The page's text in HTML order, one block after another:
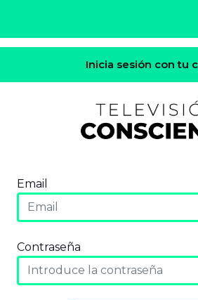
Inicia sesión con tu
Email
Contraseña